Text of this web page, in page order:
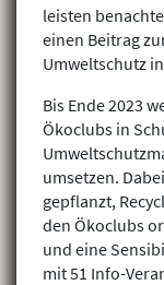
leisten
einen Beitrag
Umweltschutz
Bis Ende 2023
Ökoclubs in
umsetzen.
gepflanzt,
den Ökoclubs
und eine
mit 51 Info-